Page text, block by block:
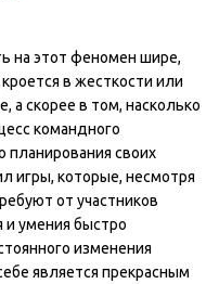
на этот феномен шире,
в жесткости или
а скорее в том, насколько
командного
планирования своих
игры, которые, несмотря
от участников
и умения быстро
изменения
является прекрасным